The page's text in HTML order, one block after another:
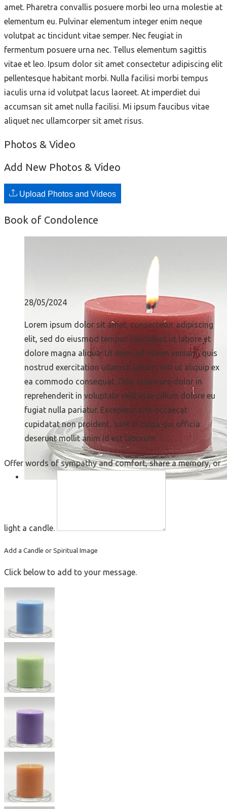
amet. Pharetra convallis posuere morbi leo urna molestie at
elementum eu. Pulvinar elementum integer enim neque
volutpat ac tincidunt vitae semper. Nec feugiat in
fermentum posuere urna nec. Tellus elementum sagittis
vitae et leo. Ipsum dolor sit amet consectetur adipiscing elit
pellentesque habitant morbi. Nulla facilisi morbi tempus
iaculis urna id volutpat lacus laoreet. At imperdiet dui
accumsan sit amet nulla facilisi. Mi ipsum faucibus vitae
aliquet nec ullamcorper sit amet risus.
Photos & Video
Add New Photos & Video
Upload Photos and Videos
Book of Condolence
28/05/2024
Lorem ipsum dolor sit amet, consectetur adipiscing
elit, sed do eiusmod tempor incididunt ut labore et
dolore magna aliqua. Ut enim ad minim veniam, quis
nostrud exercitation ullamco laboris nisi ut aliquip ex
ea commodo consequat. Duis aute irure dolor in
reprehenderit in voluptate velit esse cillum dolore eu
fugiat nulla pariatur. Excepteur sint occaecat
cupidatat non proident, sunt in culpa qui officia
deserunt mollit anim id est laborum.
Offer words of sympathy and comfort, share a memory, or
light a candle.
Add a Candle or Spiritual Image
Click below to add to your message.